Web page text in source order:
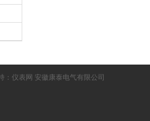
： 仪表网 安徽康泰电气有限公司